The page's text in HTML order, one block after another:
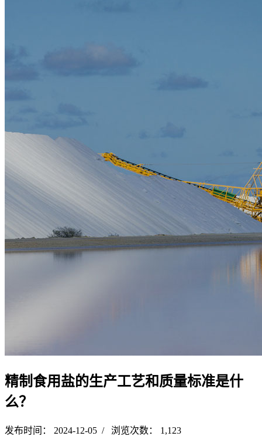
精制食用盐的生产工艺和质量标准是什
么？
发布时间： 2024-12-05 / 浏览次数： 1,123